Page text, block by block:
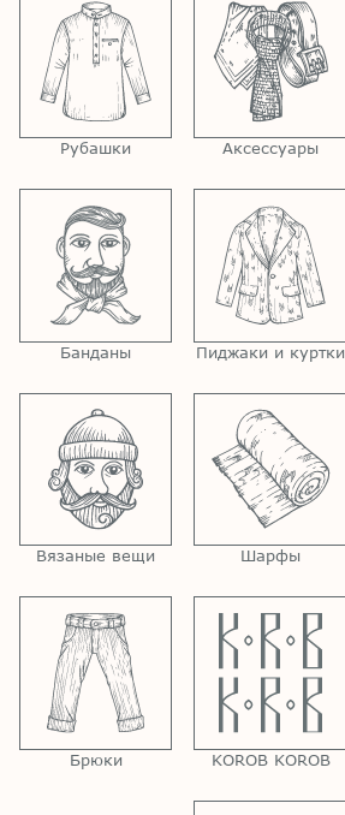
Рубашки Аксессуары
Банданы Пиджаки и куртки
Вязаные вещи Шарфы
Брюки KOROB KOROB